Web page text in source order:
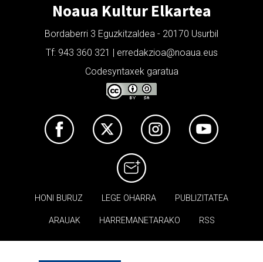
Noaua Kultur Elkartea
Bordaberri 3 Eguzkitzaldea - 20170 Usurbil
Tf: 943 360 321 | erredakzioa@noaua.eus
Codesyntaxek garatua
HONI BURUZ LEGE OHARRA PUBLIZITATEA
ARAUAK HARREMANETARAKO RSS